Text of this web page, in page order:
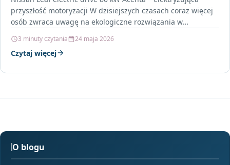
przyszłość motoryzacji W dzisiejszych czasach coraz więcej
osób zwraca uwagę na ekologiczne rozwiązania w
3 minuty czytania 24 maja 2026
Czytaj więcej
O blogu